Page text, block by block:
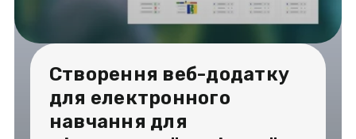
Створення веб-додатку
для електронного
навчання для